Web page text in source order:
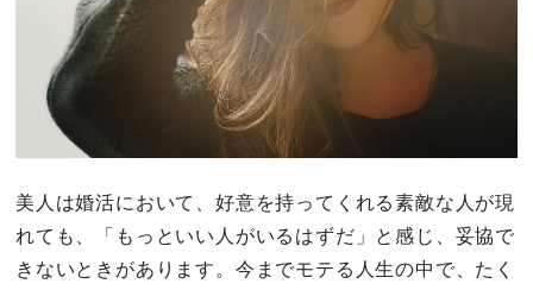
美人は婚活において、好意を持ってくれる素敵な人が現
れても、「もっといい人がいるはずだ」と感じ、妥協で
きないときがあります。今までモテる人生の中で、たく